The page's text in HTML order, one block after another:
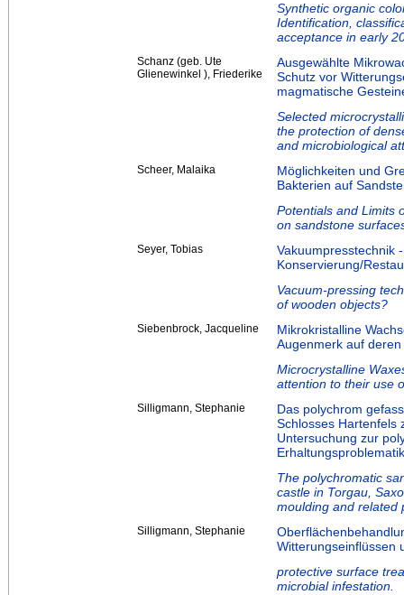
Synthetic organic
Identification,
acceptance in early
Schanz (geb. Ute
Glienewinkel ), Friederike
Ausgewählte
Schutz vor
magmatische
Selected
the protection of
and microbiological
Scheer, Malaika
Möglichkeiten und
Bakterien auf
Potentials and Limits
on sandstone
Seyer, Tobias
Vakuumpresstechnik
Konservierung/
Vacuum-pressing
of wooden objects?
Siebenbrock, Jacqueline
Mikrokristalline
Augenmerk auf
Microcrystalline
attention to their use
Silligmann, Stephanie
Das polychrom
Schlosses Hartenfels
Untersuchung zur
The polychromatic
castle in Torgau,
moulding and related
Silligmann, Stephanie
Witterungseinflüssen
protective surface
microbial infestation.